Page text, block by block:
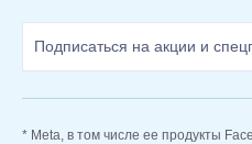
* Meta, в том числе ее продукты